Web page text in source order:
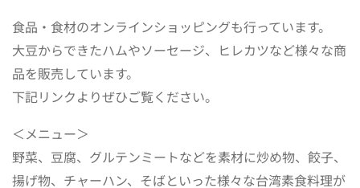
食品・食材のオンラインショッピングも行っています。
大豆からできたハムやソーセージ、ヒレカツなど様々な商
品を販売しています。
下記リンクよりぜひご覧ください。
＜メニュー＞
野菜、豆腐、グルテンミートなどを素材に炒め物、餃子、
揚げ物、チャーハン、そばといった様々な台湾素食料理が